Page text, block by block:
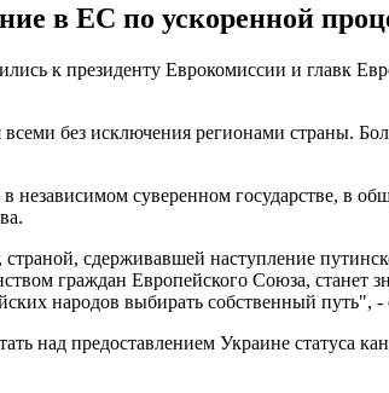
в ЕС по ускоренной
к президенту Еврокомиссии и главк
без исключения регионами страны.
суверенном государстве, в
сдерживавшей наступление
граждан Европейского Союза,
народов выбирать собственный путь", -
над предоставлением Украине статуса